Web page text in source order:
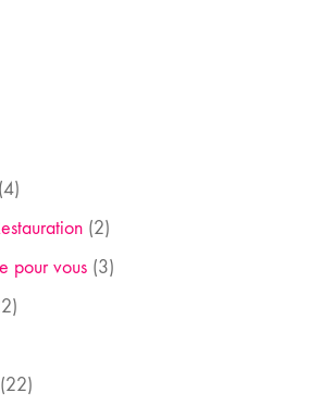
(4)
(2)
pour vous (3)
(22)